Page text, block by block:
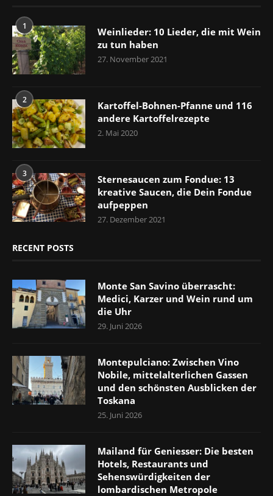
1
Weinlieder: 10 Lieder, die mit Wein
zu tun haben
27. November 2021
2
Kartoffel-Bohnen-Pfanne und 116
andere Kartoffelrezepte
2. Mai 2020
3
Sternesaucen zum Fondue: 13
kreative Saucen, die Dein Fondue
aufpeppen
27. Dezember 2021
RECENT POSTS
Monte San Savino überrascht:
Medici, Karzer und Wein rund um
die Uhr
29. Juni 2026
Montepulciano: Zwischen Vino
Nobile, mittelalterlichen Gassen
und den schönsten Ausblicken der
Toskana
25. Juni 2026
Mailand für Geniesser: Die besten
Hotels, Restaurants und
Sehenswürdigkeiten der
lombardischen Metropole